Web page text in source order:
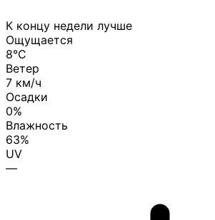
К концу недели лучше
Ощущается
8°C
Ветер
7 км/ч
Осадки
0%
Влажность
63%
UV
—